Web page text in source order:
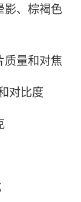
影、棕褐色
质量和对焦
对比度